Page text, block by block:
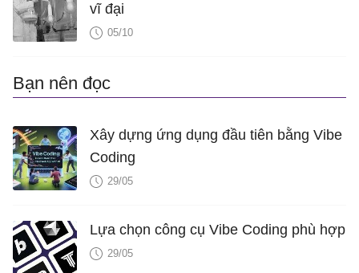
vĩ đại
05/10
Bạn nên đọc
Xây dựng ứng dụng đầu tiên bằng Vibe
Coding
29/05
Lựa chọn công cụ Vibe Coding phù hợp
29/05